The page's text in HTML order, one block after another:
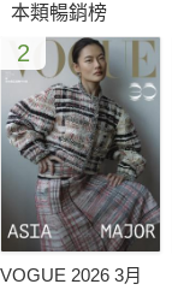
本類暢銷榜
2
VOGUE 2026 3月